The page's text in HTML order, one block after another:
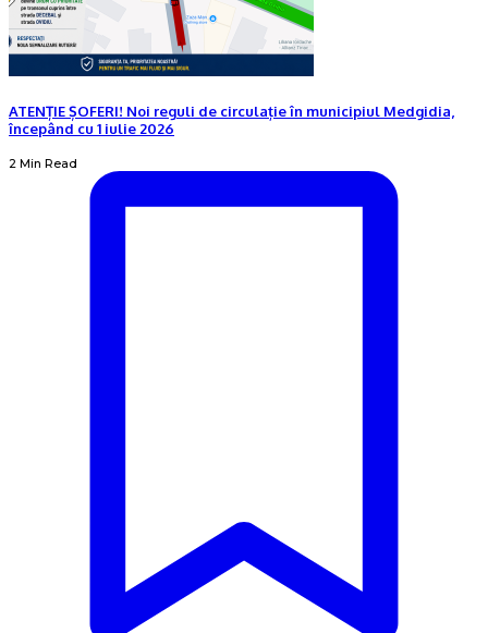
ATENȚIE ȘOFERI! Noi reguli de circulație în municipiul Medgidia,
începând cu 1 iulie 2026
2 Min Read